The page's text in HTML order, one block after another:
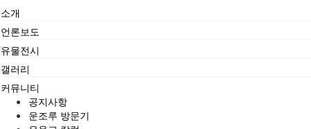
소개
언론보도
유물전시
갤러리
커뮤니티
공지사항
운조루 방문기